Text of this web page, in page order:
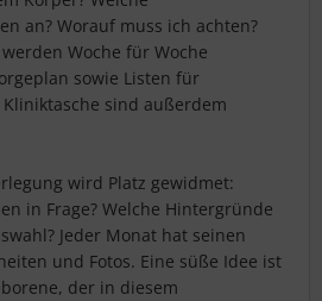
an? Worauf muss ich achten?
Woche für Woche
sowie Listen für
sind außerdem
wird Platz gewidmet:
in Frage? Welche Hintergründe
Jeder Monat hat seinen
und Fotos. Eine süße Idee ist
der in diesem